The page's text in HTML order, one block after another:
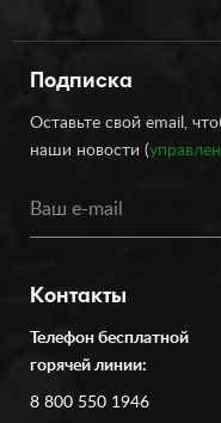
Подписка
Оставьте свой email,
наши новости (
Контакты
Телефон бесплатной
горячей линии:
8 800 550 1946